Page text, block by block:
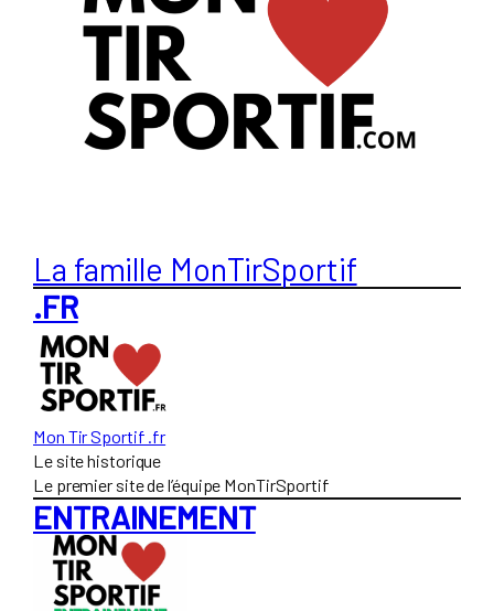
La famille MonTirSportif
.FR
Mon Tir Sportif .fr
Le site historique
Le premier site de l’équipe MonTirSportif
ENTRAINEMENT